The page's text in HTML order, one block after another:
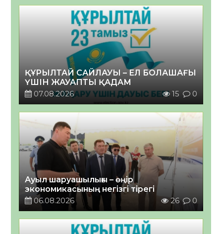
ҚҰРЫЛТАЙ САЙЛАУЫ – ЕЛ БОЛАШАҒЫ
ҮШІН ЖАУАПТЫ ҚАДАМ
07.08.2026
15 0
Ауыл шаруашылығы – өңір
экономикасының негізгі тірегі
06.08.2026
26 0